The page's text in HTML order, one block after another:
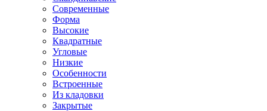
Современные
Форма
Высокие
Квадратные
Угловые
Низкие
Особенности
Встроенные
Из кладовки
Закрытые